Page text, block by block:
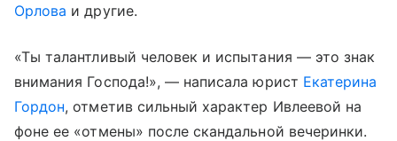
Орлова и другие.
«Ты талантливый человек и испытания — это знак
внимания Господа!», — написала юрист Екатерина
Гордон, отметив сильный характер Ивлеевой на
фоне ее «отмены» после скандальной вечеринки.